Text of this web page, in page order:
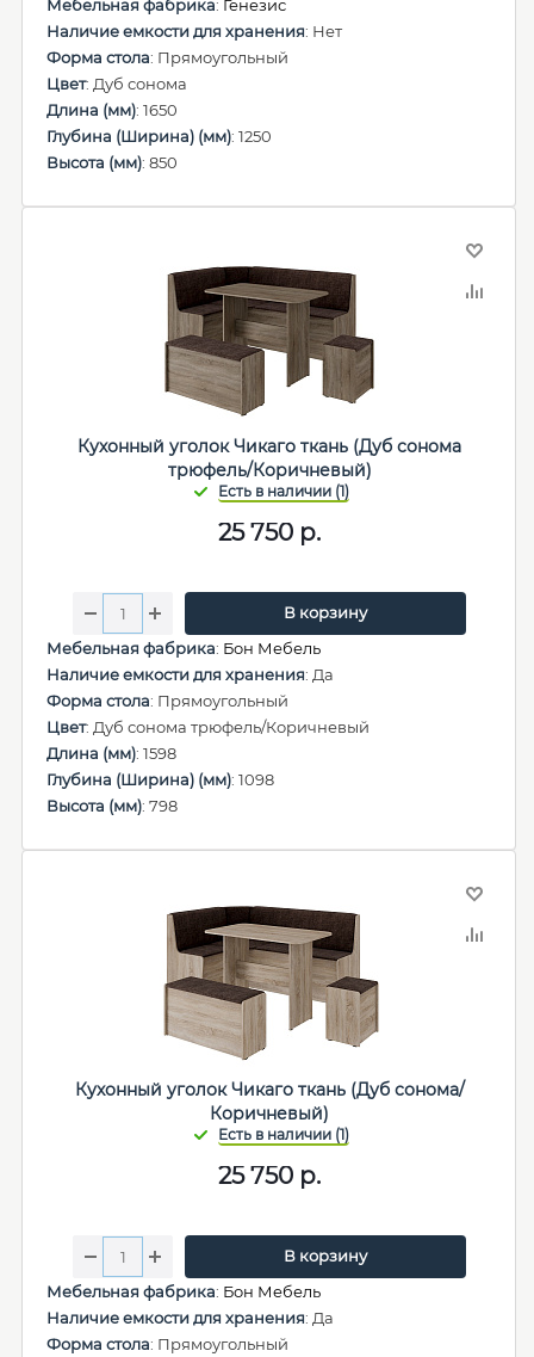
Мебельная фабрика: Генезис
Наличие емкости для хранения: Нет
Форма стола: Прямоугольный
Цвет: Дуб сонома
Длина (мм): 1650
Глубина (Ширина) (мм): 1250
Высота (мм): 850
Кухонный уголок Чикаго ткань (Дуб сонома
трюфель/Коричневый)
25 750 р.
В корзину
Мебельная фабрика: Бон Мебель
Наличие емкости для хранения: Да
Форма стола: Прямоугольный
Цвет: Дуб сонома трюфель/Коричневый
Длина (мм): 1598
Глубина (Ширина) (мм): 1098
Высота (мм): 798
Кухонный уголок Чикаго ткань (Дуб сонома/
Коричневый)
25 750 р.
В корзину
Мебельная фабрика: Бон Мебель
Наличие емкости для хранения: Да
Форма стола: Прямоугольный